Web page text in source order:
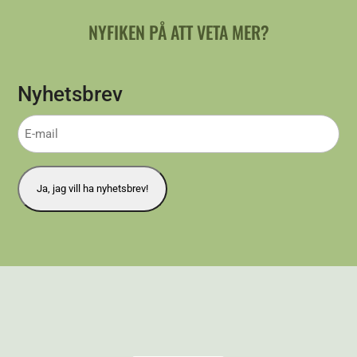
NYFIKEN PÅ ATT VETA MER?
Nyhetsbrev
E-
mail